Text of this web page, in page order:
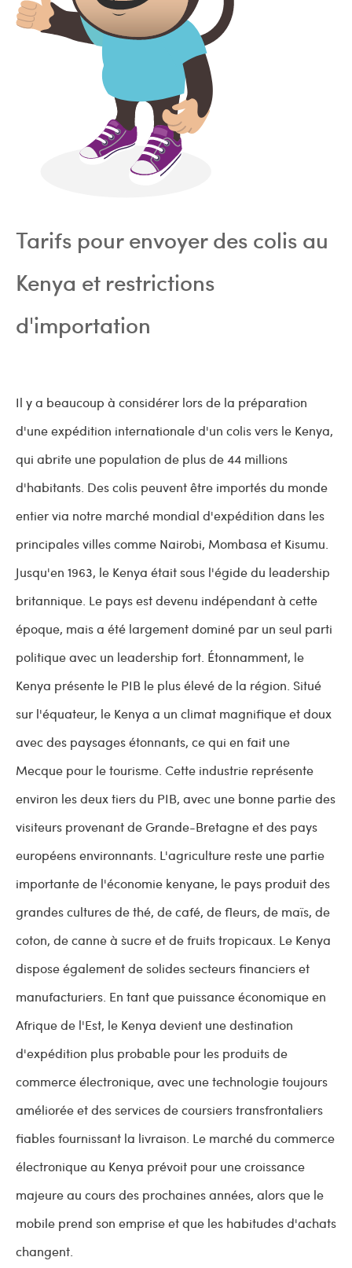
Tarifs pour envoyer des colis au
Kenya et restrictions
d'importation
Il y a beaucoup à considérer lors de la préparation
d'une expédition internationale d'un colis vers le Kenya,
qui abrite une population de plus de 44 millions
d'habitants. Des colis peuvent être importés du monde
entier via notre marché mondial d'expédition dans les
principales villes comme Nairobi, Mombasa et Kisumu.
Jusqu'en 1963, le Kenya était sous l'égide du leadership
britannique. Le pays est devenu indépendant à cette
époque, mais a été largement dominé par un seul parti
politique avec un leadership fort. Étonnamment, le
Kenya présente le PIB le plus élevé de la région. Situé
sur l'équateur, le Kenya a un climat magnifique et doux
avec des paysages étonnants, ce qui en fait une
Mecque pour le tourisme. Cette industrie représente
environ les deux tiers du PIB, avec une bonne partie des
visiteurs provenant de Grande-Bretagne et des pays
européens environnants. L'agriculture reste une partie
importante de l'économie kenyane, le pays produit des
grandes cultures de thé, de café, de fleurs, de maïs, de
coton, de canne à sucre et de fruits tropicaux. Le Kenya
dispose également de solides secteurs financiers et
manufacturiers. En tant que puissance économique en
Afrique de l'Est, le Kenya devient une destination
d'expédition plus probable pour les produits de
commerce électronique, avec une technologie toujours
améliorée et des services de coursiers transfrontaliers
fiables fournissant la livraison. Le marché du commerce
électronique au Kenya prévoit pour une croissance
majeure au cours des prochaines années, alors que le
mobile prend son emprise et que les habitudes d'achats
changent.